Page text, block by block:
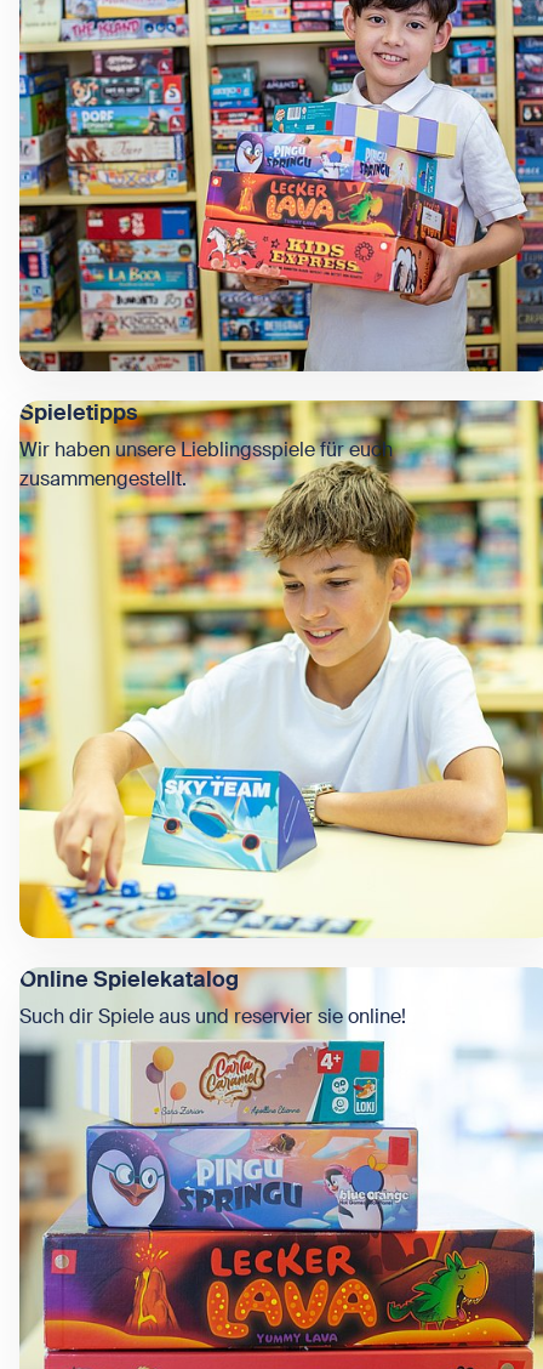
Spieletipps
Wir haben unsere Lieblingsspiele für euch
zusammengestellt.
Online Spielekatalog
Such dir Spiele aus und reservier sie online!